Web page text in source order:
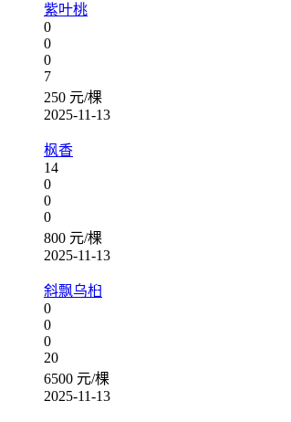
紫叶桃
0
0
0
7
250 元/棵
2025-11-13
枫香
14
0
0
0
800 元/棵
2025-11-13
斜飘乌桕
0
0
0
20
6500 元/棵
2025-11-13